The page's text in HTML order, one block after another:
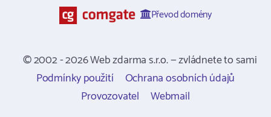
Převod domény
© 2002 - 2026 Web zdarma s.r.o. — zvládnete to sami
Podmínky použití
Ochrana osobních údajů
Provozovatel
Webmail